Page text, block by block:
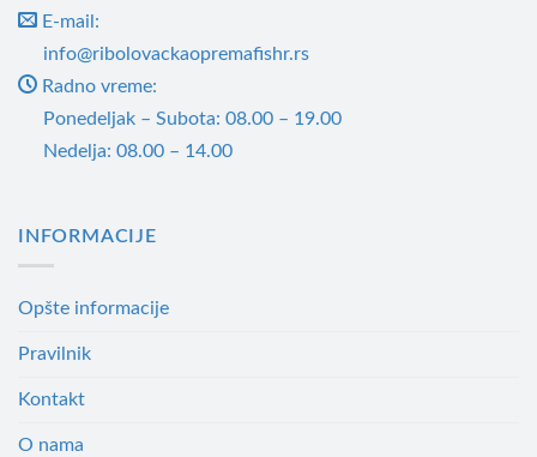
E-mail:
info@ribolovackaopremafishr.rs
Radno vreme:
Ponedeljak – Subota: 08.00 – 19.00
Nedelja: 08.00 – 14.00
INFORMACIJE
Opšte informacije
Pravilnik
Kontakt
O nama